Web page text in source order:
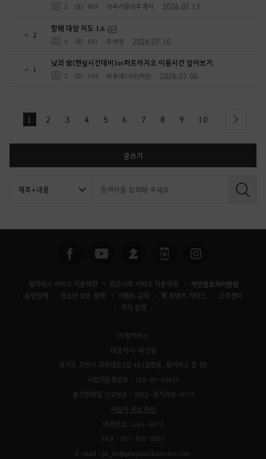
2 869 진씨가문의후계자 2026.07.13
2
항해 대양 지도 1.6
0 893 주아정 2026.07.10
1
낮과 밤(현실시간대비)or파트라지오 이용시간 알아보기.
2 749 하루에3시간미만 2026.07.06
1 2 3 4 5 6 7 8 9 10 next
글쓰기
검
펄어비스 서비스 이용약관 검은사막 서비스 이용약관 개인정보처리방침
운영정책 청소년 보호 정책 이벤트 규약 팬 콘텐츠 가이드
고객센터
쿠키 정책
㈜펄어비스
대표이사: 허진영
경기도 과천시 과천대로2길 48 (갈현동, 펄어비스 홈 원)
사업자등록번호 : 138-81-62479
통신판매업 신고번호 : 2022-경기과천-0177
사업자 정보 확인
대표번호: 1661-8572
FAX : 031-935-0837
E-mail : pc_kr@playblackdesert.com